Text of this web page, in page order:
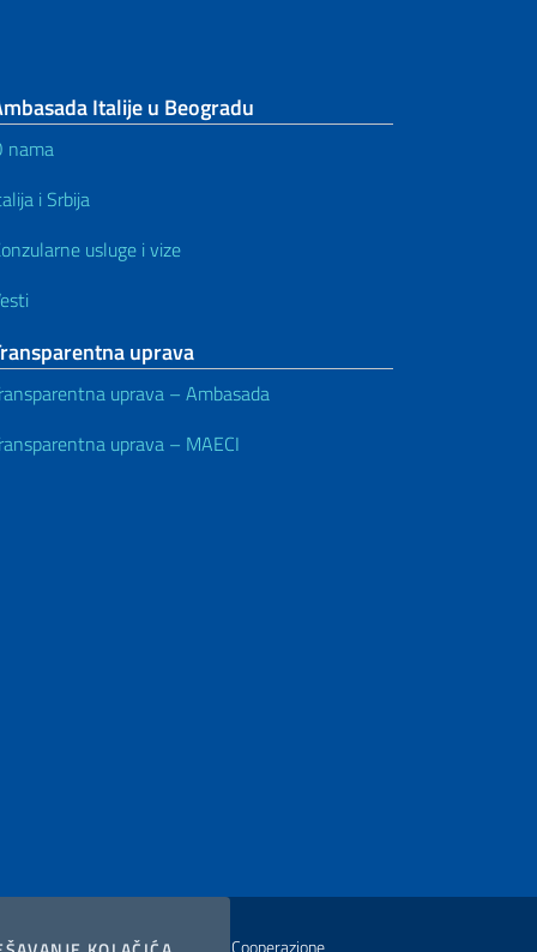
Italije u Beogradu
nama
i Srbija
usluge i vize
uprava
uprava – Ambasada
uprava – MAECI
degli Affari Esteri e della Cooperazione